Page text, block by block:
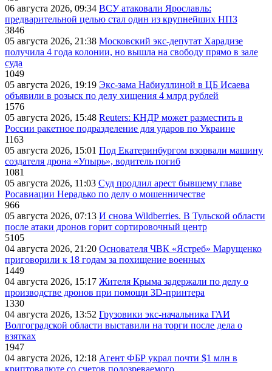
06 августа 2026, 09:34 ВСУ атаковали Ярославль:
предварительной целью стал один из крупнейших НПЗ
3846
05 августа 2026, 21:38 Московский экс-депутат Харадизе
получила 4 года колонии, но вышла на свободу прямо в зале
суда
1049
05 августа 2026, 19:19 Экс-зама Набиуллиной в ЦБ Исаева
объявили в розыск по делу хищения 4 млрд рублей
1576
05 августа 2026, 15:48 Reuters: КНДР может разместить в
России ракетное подразделение для ударов по Украине
1163
05 августа 2026, 15:01 Под Екатеринбургом взорвали машину
создателя дрона «Упырь», водитель погиб
1081
05 августа 2026, 11:03 Суд продлил арест бывшему главе
Росавиации Нерадько по делу о мошенничестве
966
05 августа 2026, 07:13 И снова Wildberries. В Тульской области
после атаки дронов горит сортировочный центр
5105
04 августа 2026, 21:20 Основателя ЧВК «Ястреб» Марущенко
приговорили к 18 годам за похищение военных
1449
04 августа 2026, 15:17 Жителя Крыма задержали по делу о
производстве дронов при помощи 3D‑принтера
1330
04 августа 2026, 13:52 Грузовики экс-начальника ГАИ
Волгоградской области выставили на торги после дела о
взятках
1947
04 августа 2026, 12:18 Агент ФБР украл почти $1 млн в
криптовалюте со счетов подозреваемого